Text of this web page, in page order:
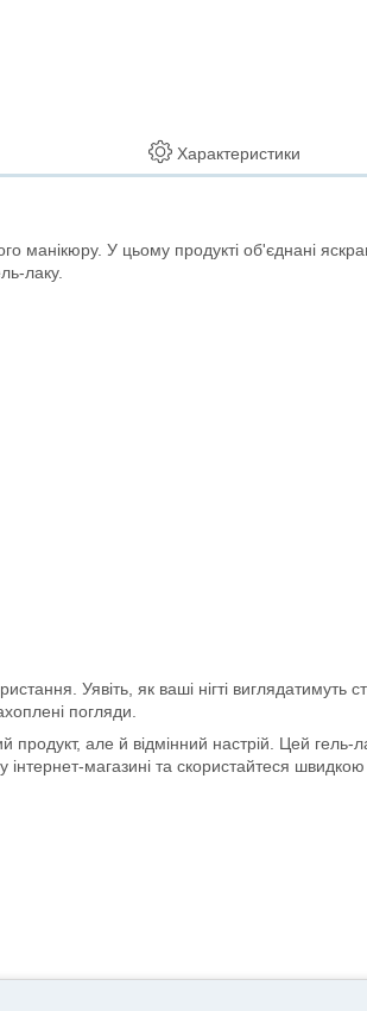
Характеристики
манікюру. У цьому продукті об'єднані
лаку.
Уявіть, як ваші нігті виглядатимуть
погляди.
але й відмінний настрій. Цей гель-
магазині та скористайтеся